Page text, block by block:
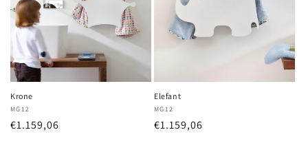
Krone
Anbieter:
MG12
Normaler
€1.159,06
Elefant
Anbieter:
MG12
Normaler
€1.159,06